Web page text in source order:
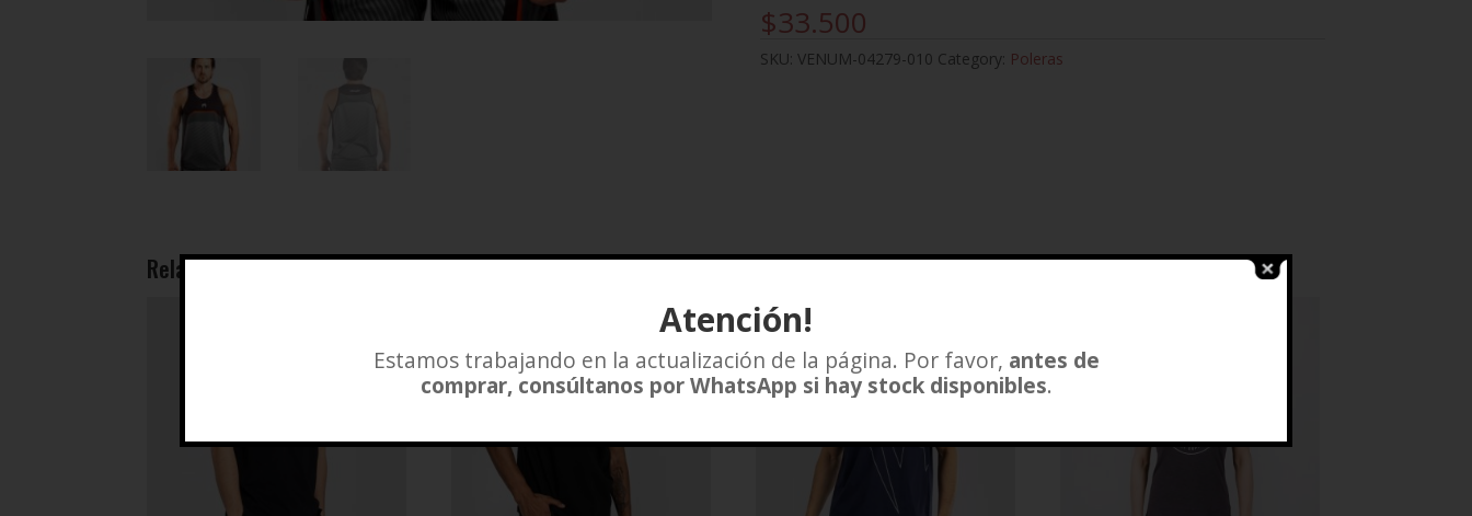
FIDJI
VENUM
$33.500
SKU: VENUM-04279-010 Category: Poleras
Related products
Atención!
Estamos trabajando en la actualización de la página. Por favor, antes de
comprar, consúltanos por WhatsApp si hay stock disponibles.